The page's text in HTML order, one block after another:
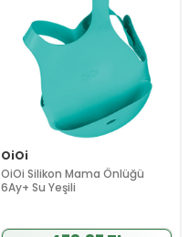
OiOi
OiOi Silikon Mama Önlüğü
6Ay+ Su Yeşili